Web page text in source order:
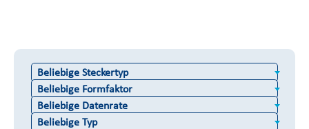
Beliebige Steckertyp
Beliebige Formfaktor
Beliebige Datenrate
Beliebige Typ